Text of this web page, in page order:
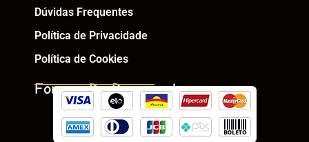
Dúvidas Frequentes
Política de Privacidade
Política de Cookies
Formas De Pagamento